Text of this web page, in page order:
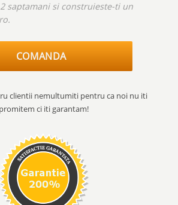
saptamani si construieste-ti un
COMANDA
clientii nemultumiti pentru ca noi nu iti
promitem ci iti garantam!